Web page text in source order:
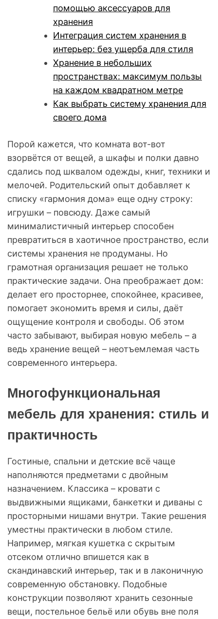
помощью аксессуаров для
хранения
Интеграция систем хранения в
интерьер: без ущерба для стиля
Хранение в небольших
пространствах: максимум пользы
на каждом квадратном метре
Как выбрать систему хранения для
своего дома
Порой кажется, что комната вот-вот
взорвётся от вещей, а шкафы и полки давно
сдались под шквалом одежды, книг, техники и
мелочей. Родительский опыт добавляет к
списку «гармония дома» еще одну строку:
игрушки – повсюду. Даже самый
минималистичный интерьер способен
превратиться в хаотичное пространство, если
системы хранения не продуманы. Но
грамотная организация решает не только
практические задачи. Она преображает дом:
делает его просторнее, спокойнее, красивее,
помогает экономить время и силы, даёт
ощущение контроля и свободы. Об этом
часто забывают, выбирая новую мебель – а
ведь хранение вещей – неотъемлемая часть
современного интерьера.
Многофункциональная
мебель для хранения: стиль и
практичность
Гостиные, спальни и детские всё чаще
наполняются предметами с двойным
назначением. Классика – кровати с
выдвижными ящиками, банкетки и диваны с
просторными нишами внутри. Такие решения
уместны практически в любом стиле.
Например, мягкая кушетка с скрытым
отсеком отлично впишется как в
скандинавский интерьер, так и в лаконичную
современную обстановку. Подобные
конструкции позволяют хранить сезонные
вещи, постельное бельё или обувь вне поля